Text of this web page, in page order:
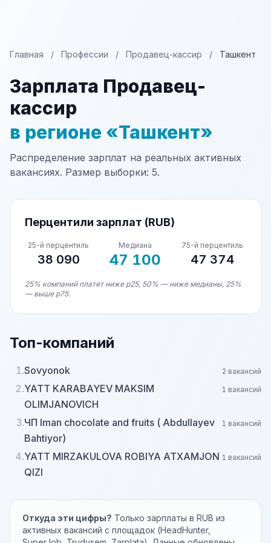
Главная / Профессии / Продавец-кассир / Ташкент
Зарплата Продавец-
кассир
в регионе «Ташкент»
Распределение зарплат на реальных активных
вакансиях. Размер выборки: 5.
Перцентили зарплат (RUB)
25-й перцентиль
38 090
Медиана
47 100
75-й перцентиль
47 374
25% компаний платят ниже p25, 50% — ниже медианы, 25%
— выше p75.
Топ-компаний
1.Sovyonok 2 вакансий
2.YATT KARABAYEV MAKSIM
OLIMJANOVICH
1 вакансий
3.ЧП Iman chocolate and fruits ( Abdullayev
Bahtiyor)
1 вакансий
4.YATT MIRZAKULOVA ROBIYA ATXAMJON
QIZI
1 вакансий
Откуда эти цифры? Только зарплаты в RUB из
активных вакансий с площадок (HeadHunter,